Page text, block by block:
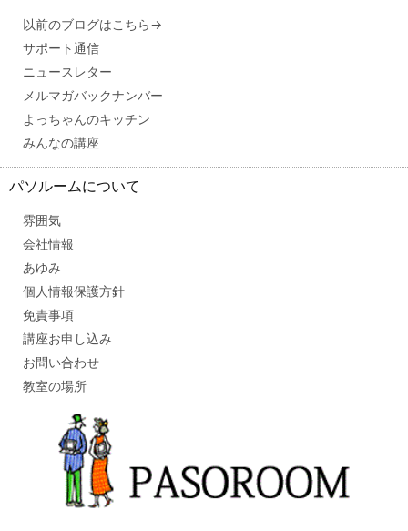
以前のブログはこちら→
サポート通信
ニュースレター
メルマガバックナンバー
よっちゃんのキッチン
みんなの講座
パソルームについて
雰囲気
会社情報
あゆみ
個人情報保護方針
免責事項
講座お申し込み
お問い合わせ
教室の場所